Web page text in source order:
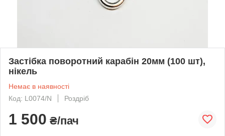
Застібка поворотний карабін 20мм (100 шт),
нікель
Немає в наявності
Код: L0074/N
Роздріб
1 500 ₴/пач